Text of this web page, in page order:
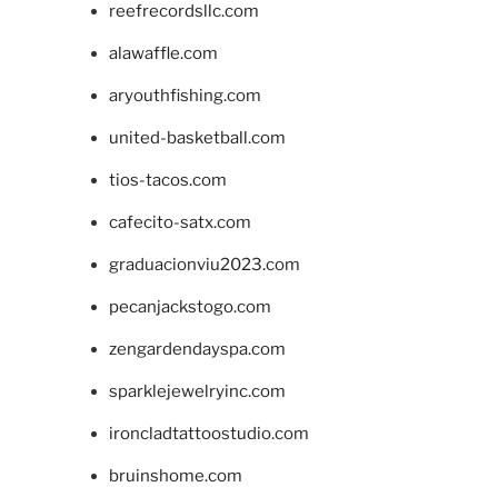
reefrecordsllc.com
alawaffle.com
aryouthfishing.com
united-basketball.com
tios-tacos.com
cafecito-satx.com
graduacionviu2023.com
pecanjackstogo.com
zengardendayspa.com
sparklejewelryinc.com
ironcladtattoostudio.com
bruinshome.com